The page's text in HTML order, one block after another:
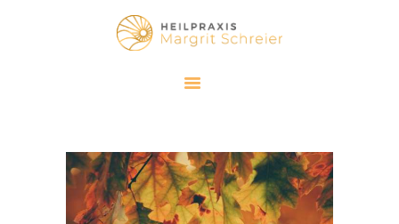
HEILPRAXIS MARGRIT SCHREIER
Klassische Homöopathie und Meditation
KLASSISCHE HOMÖOPATHIE
ACHTSAMKEIT
ÜBER MICH